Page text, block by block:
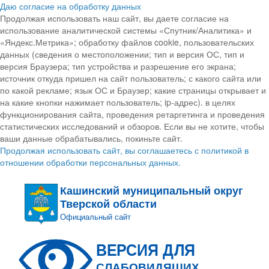
Даю согласие на обработку данных
Продолжая использовать наш сайт, вы даете согласие на
использование аналитической системы «Спутник/Аналитика» и
«Яндекс.Метрика»; обработку файлов cookie, пользовательских
данных (сведения о местоположении; тип и версия ОС, тип и
версия Браузера; тип устройства и разрешение его экрана;
источник откуда пришел на сайт пользователь; с какого сайта или
по какой рекламе; язык ОС и Браузер; какие страницы открывает и
на какие кнопки нажимает пользователь; ip-адрес). в целях
функционирования сайта, проведения ретаргетинга и проведения
статистических исследований и обзоров. Если вы не хотите, чтобы
ваши данные обрабатывались, покиньте сайт.
Продолжая использовать сайт, вы соглашаетесь с политикой в
отношении обработки персональных данных.